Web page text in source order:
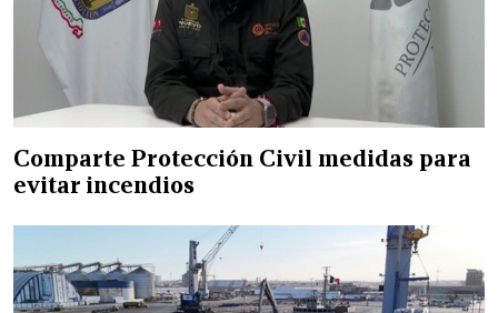
Comparte Protección Civil medidas para
evitar incendios